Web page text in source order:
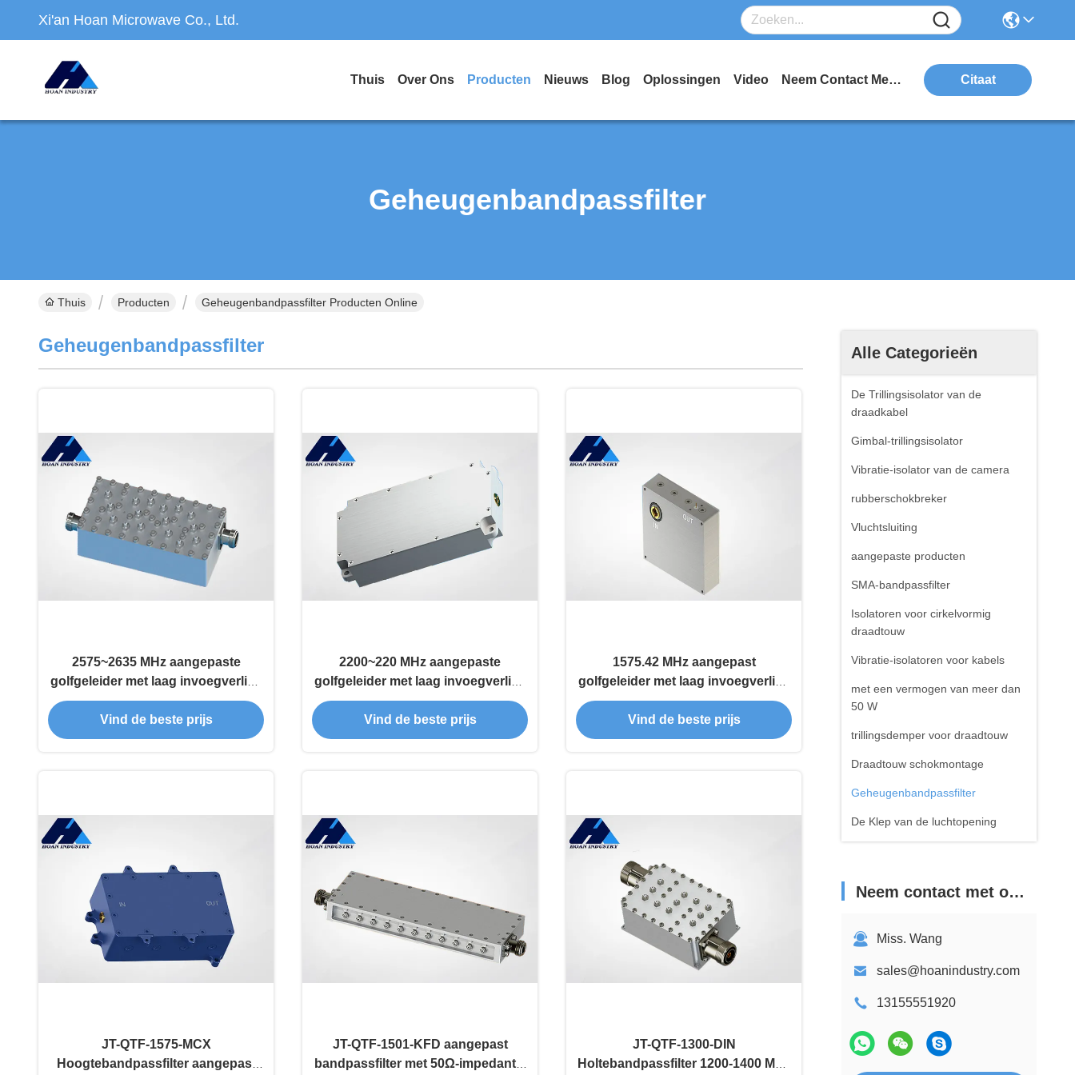
Xi'an Hoan Microwave Co., Ltd.
Thuis Over Ons Producten Nieuws Blog Oplossingen Video Neem Contact Met Ons Op Citaat
Geheugenbandpassfilter
Thuis Producten Geheugenbandpassfilter Producten Online
Alle Categorieën
De Trillingsisolator van de
draadkabel
Gimbal-trillingsisolator
Vibratie-isolator van de camera
rubberschokbreker
Vluchtsluiting
aangepaste producten
SMA-bandpassfilter
Isolatoren voor cirkelvormig
draadtouw
Vibratie-isolatoren voor kabels
met een vermogen van meer dan
50 W
trillingsdemper voor draadtouw
Draadtouw schokmontage
Geheugenbandpassfilter
De Klep van de luchtopening
Neem contact met ons op
Miss. Wang
sales@hoanindustry.com
13155551920
Geheugenbandpassfilter
2575~2635 MHz aangepaste
golfgeleider met laag invoegverlies
Bandpass Filter JT-QTF-2605-N
Vind de beste prijs
2200~220 MHz aangepaste
golfgeleider met laag invoegverlies
Bandpass Filter JT-QTF-2230-MCX
Vind de beste prijs
1575.42 MHz aangepast
golfgeleider met laag invoegverlies
Bandpassfilter JT-QTF-1575-MCX-1
Vind de beste prijs
JT-QTF-1575-MCX
Hoogtebandpassfilter aangepast
JT-QTF-1501-KFD aangepast
bandpassfilter met 50Ω-impedantie
JT-QTF-1300-DIN
Holtebandpassfilter 1200-1400 MHz